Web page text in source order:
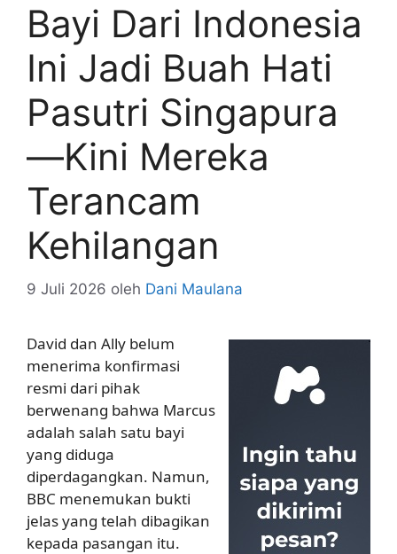
Bayi Dari Indonesia
Ini Jadi Buah Hati
Pasutri Singapura
—Kini Mereka
Terancam
Kehilangan
9 Juli 2026 oleh Dani Maulana
David dan Ally belum
menerima konfirmasi
resmi dari pihak
berwenang bahwa Marcus
adalah salah satu bayi
yang diduga
diperdagangkan. Namun,
BBC menemukan bukti
jelas yang telah dibagikan
kepada pasangan itu.